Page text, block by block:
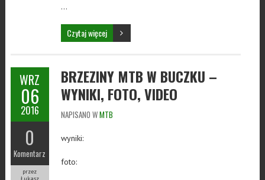
…
Czytaj więcej
WRZ
06
2016
0
Komentarz
przez
Łukasz
BRZEZINY MTB W BUCZKU –
WYNIKI, FOTO, VIDEO
NAPISANO WMTB
wyniki:
foto: